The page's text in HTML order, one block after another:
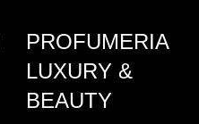
PROFUMERIA
LUXURY &
BEAUTY